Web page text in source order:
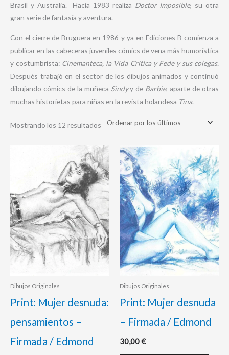
Brasil y Australia. Hacia 1983 realiza Doctor Imposible, su otra
gran serie de fantasía y aventura.
Con el cierre de Bruguera en 1986 y ya en Ediciones B comienza a
publicar en las cabeceras juveniles cómics de vena más humorística
y costumbrista: Cinemanteca, la Vida Crítica y Fede y sus colegas.
Después trabajó en el sector de los dibujos animados y continuó
dibujando cómics de la muñeca Sindyy de Barbie, aparte de otras
muchas historietas para niñas en la revista holandesa Tina.
Mostrando los 12 resultados
Dibujos Originales
Print: Mujer desnuda:
pensamientos –
Firmada / Edmond
Dibujos Originales
Print: Mujer desnuda
– Firmada / Edmond
30,00€